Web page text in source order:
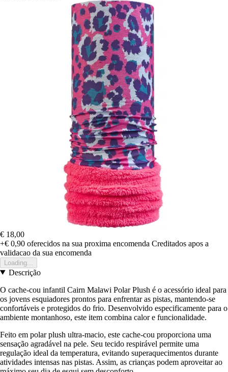
€ 18,00
+€ 0,90 oferecidos na sua proxima encomenda Creditados apos a
validacao da sua encomenda
Loading...
Descrição
O cache-cou infantil Cairn Malawi Polar Plush é o acessório ideal para
os jovens esquiadores prontos para enfrentar as pistas, mantendo-se
confortáveis e protegidos do frio. Desenvolvido especificamente para o
ambiente montanhoso, este item combina calor e funcionalidade.
Feito em polar plush ultra-macio, este cache-cou proporciona uma
sensação agradável na pele. Seu tecido respirável permite uma
regulação ideal da temperatura, evitando superaquecimentos durante
atividades intensas nas pistas. Assim, as crianças podem aproveitar ao